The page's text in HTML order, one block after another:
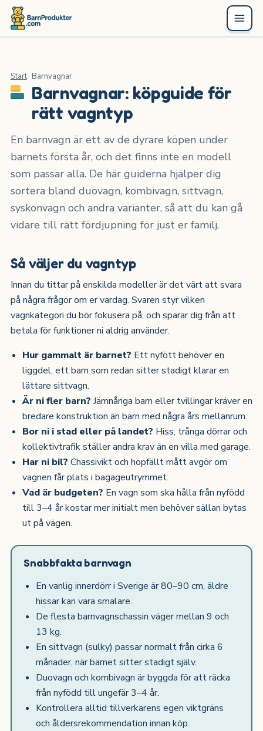
Start Barnvagnar
Barnvagnar: köpguide för
rätt vagntyp
En barnvagn är ett av de dyrare köpen under
barnets första år, och det finns inte en modell
som passar alla. De här guiderna hjälper dig
sortera bland duovagn, kombivagn, sittvagn,
syskonvagn och andra varianter, så att du kan gå
vidare till rätt fördjupning för just er familj.
Så väljer du vagntyp
Innan du tittar på enskilda modeller är det värt att svara
på några frågor om er vardag. Svaren styr vilken
vagnkategori du bör fokusera på, och sparar dig från att
betala för funktioner ni aldrig använder.
Hur gammalt är barnet? Ett nyfött behöver en
liggdel, ett barn som redan sitter stadigt klarar en
lättare sittvagn.
Är ni fler barn? Jämnåriga barn eller tvillingar kräver en
bredare konstruktion än barn med några års mellanrum.
Bor ni i stad eller på landet? Hiss, trånga dörrar och
kollektivtrafik ställer andra krav än en villa med garage.
Har ni bil? Chassivikt och hopfällt mått avgör om
vagnen får plats i bagageutrymmet.
Vad är budgeten? En vagn som ska hålla från nyfödd
till 3–4 år kostar mer initialt men behöver sällan bytas
ut på vägen.
Snabbfakta barnvagn
En vanlig innerdörr i Sverige är 80–90 cm, äldre
hissar kan vara smalare.
De flesta barnvagnschassin väger mellan 9 och
13 kg.
En sittvagn (sulky) passar normalt från cirka 6
månader, när barnet sitter stadigt själv.
Duovagn och kombivagn är byggda för att räcka
från nyfödd till ungefär 3–4 år.
Kontrollera alltid tillverkarens egen viktgräns
och åldersrekommendation innan köp.